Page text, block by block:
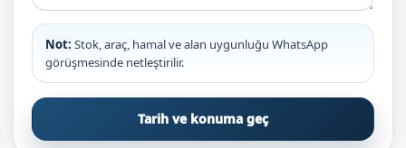
Not: Stok, araç, hamal ve alan uygunluğu WhatsApp
görüşmesinde netleştirilir.
Tarih ve konuma geç